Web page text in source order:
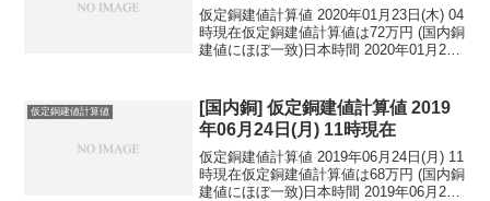
仮定銅建値計算値 2020年01月23日(木) 04
時現在仮定銅建値計算値は72万円 (国内銅
建値にほぼ一致)日本時間 2020年01月23
円...
仮定銅建値計算値
[国内銅] 仮定銅建値計算値 2019
年06月24日(月) 11時現在
仮定銅建値計算値 2019年06月24日(月) 11
時現在仮定銅建値計算値は68万円 (国内銅
建値にほぼ一致)日本時間 2019年06月24